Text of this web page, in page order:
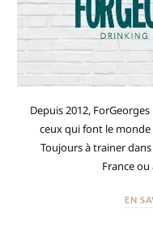
Depuis 2012,
ceux qui font le
Toujours à trainer
France ou
EN